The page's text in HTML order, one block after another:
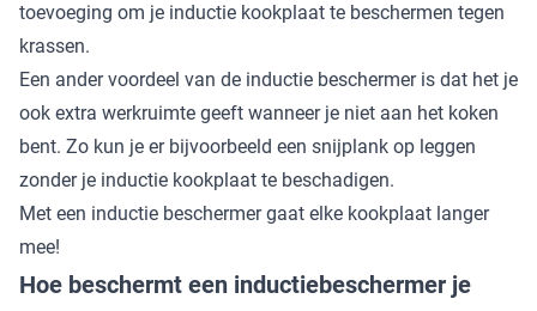
toevoeging om je inductie kookplaat te beschermen tegen
krassen.
Een ander voordeel van de inductie beschermer is dat het je
ook extra werkruimte geeft wanneer je niet aan het koken
bent. Zo kun je er bijvoorbeeld een snijplank op leggen
zonder je inductie kookplaat te beschadigen.
Met een inductie beschermer gaat elke kookplaat langer
mee!
Hoe beschermt een inductiebeschermer je